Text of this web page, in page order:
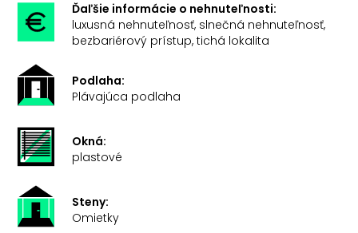
Ďaľšie informácie o nehnuteľnosti:
luxusná nehnuteľnosť, slnečná nehnuteľnosť,
bezbariérový prístup, tichá lokalita
Podlaha:
Plávajúca podlaha
Okná:
plastové
Steny:
Omietky